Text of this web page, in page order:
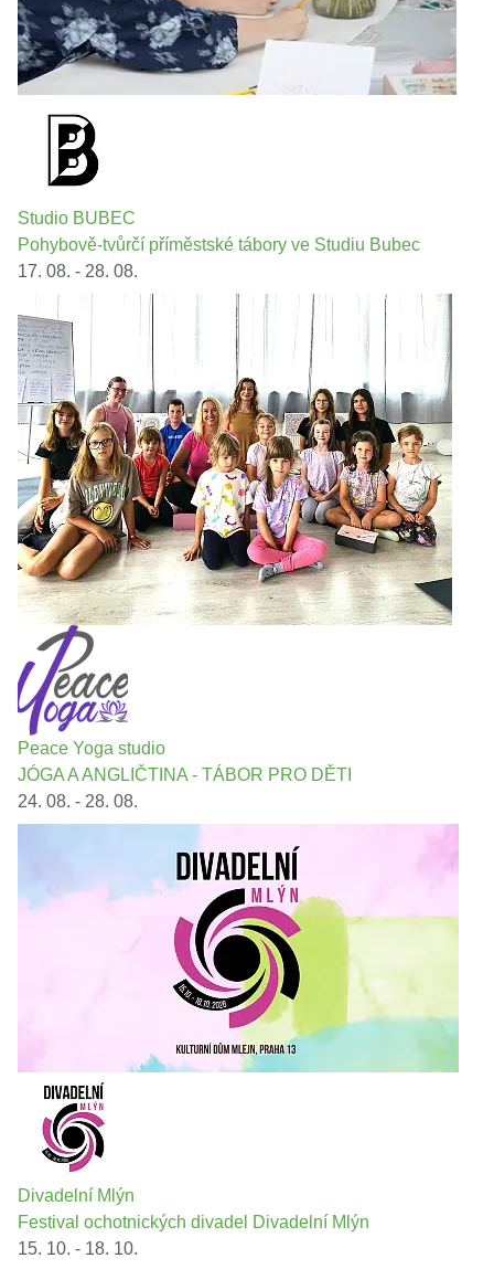
Studio BUBEC
Pohybově-tvůrčí příměstské tábory ve Studiu Bubec
17. 08. - 28. 08.
Peace Yoga studio
JÓGA A ANGLIČTINA - TÁBOR PRO DĚTI
24. 08. - 28. 08.
Divadelní Mlýn
Festival ochotnických divadel Divadelní Mlýn
15. 10. - 18. 10.